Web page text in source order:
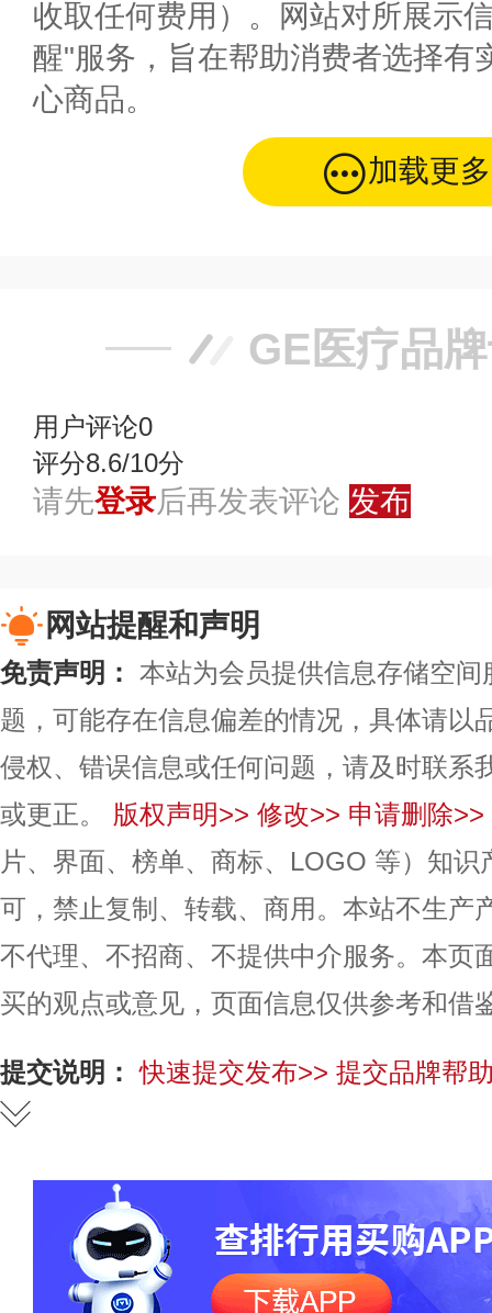
收取任何费用）。网站对所展示
醒"服务，旨在帮助消费者选择有
心商品。
加载更多
GE医疗品
用户评论0
评分8.6/10分
请先登录后再发表评论 发布
网站提醒和声明
免责声明： 本站为会员提供信息存储空
题，可能存在信息偏差的情况，具体请以
侵权、错误信息或任何问题，请及时联系
或更正。
版权声明>> 修改>> 申请删除>>
片、界面、榜单、商标、LOGO 等）知
可，禁止复制、转载、商用。本站不生产
不代理、不招商、不提供中介服务。本页
买的观点或意见，页面信息仅供参考和借
提交说明： 快速提交发布>> 提交品牌帮